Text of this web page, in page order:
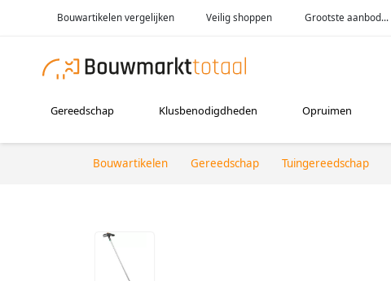
Bouwartikelen vergelijken Veilig shoppen Grootste aanbod...
Gereedschap Klusbenodigdheden Opruimen
Bouwartikelen Gereedschap Tuingereedschap